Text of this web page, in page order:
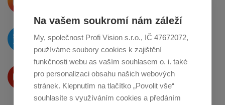
Na vašem soukromí nám záleží
My, společnost Profi Vision s.r.o., IČ 47672072,
používáme soubory cookies k zajištění
funkčnosti webu as vaším souhlasem o. i. také
pro personalizaci obsahu našich webových
stránek. Klepnutím na tlačítko „Povolit vše“
souhlasíte s využíváním cookies a předáním
O novinkách píšeme
naTwitteru
Produkty Vám představujeme
na Youtube